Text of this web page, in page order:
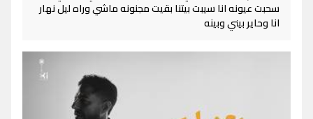
سحبت عيونه انا سيبت بيتنا بقيت مجنونه ماشي وراه ليل نهار
انا وحاير بيني وبينه